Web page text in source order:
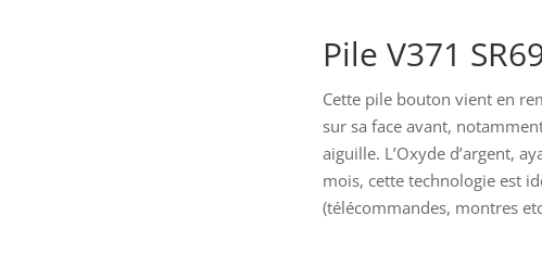
Pile V371
Cette pile bouton vient en
sur sa face avant,
aiguille. L’Oxyde d’argent,
mois, cette technologie est
(télécommandes, montres